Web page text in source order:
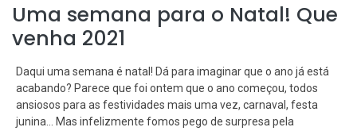
Uma semana para o Natal! Que
venha 2021
Daqui uma semana é natal! Dá para imaginar que o ano já está
acabando? Parece que foi ontem que o ano começou, todos
ansiosos para as festividades mais uma vez, carnaval, festa
junina... Mas infelizmente fomos pego de surpresa pela